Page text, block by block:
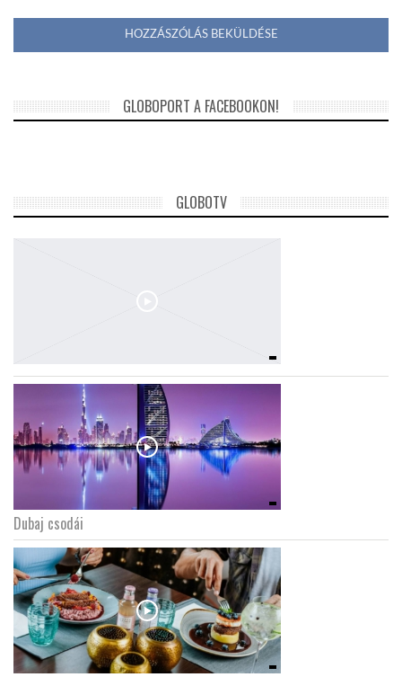
GLOBOPORT A FACEBOOKON!
GLOBOTV
Dubaj csodái